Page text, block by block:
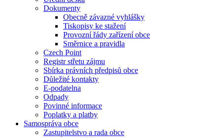
Dokumenty
Obecně závazné vyhlášky
Tiskopisy ke stažení
Provozní řády zařízení obce
Směrnice a pravidla
Czech Point
Registr střetu zájmu
Sbírka právních předpisů obce
Důležité kontakty
E-podatelna
Odpady
Povinné informace
Poplatky a platby
Samospráva obce
Zastupitelstvo a rada obce